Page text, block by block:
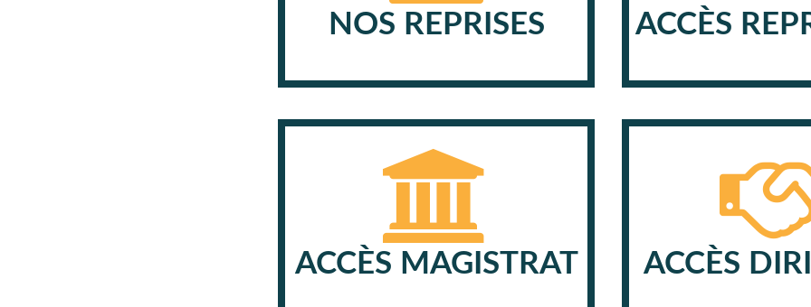
NOS REPRISES ACCÈS
ACCÈS MAGISTRAT ACCÈS